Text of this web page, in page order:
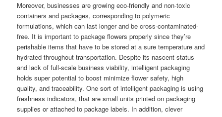
Moreover, businesses are growing eco-friendly and non-toxic
containers and packages, corresponding to polymeric
formulations, which can last longer and be cross-contaminated-
free. It is important to package flowers properly since they’re
perishable items that have to be stored at a sure temperature and
hydrated throughout transportation. Despite its nascent status
and lack of full-scale business viability, intelligent packaging
holds super potential to boost minimize flower safety, high
quality, and traceability. One sort of intelligent packaging is using
freshness indicators, that are small units printed on packaging
supplies or attached to package labels. In addition, clever